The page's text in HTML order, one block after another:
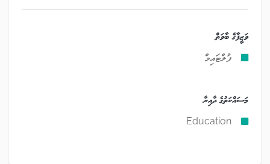
ވަޒީފާގެ ބާވަތް
ފުލްޓައިމް
މަސައްކަތުގެ ދާއިރާ
Education